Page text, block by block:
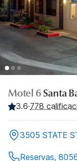
Motel 6Santa
3.6·778
3505 STATE
Reservas,